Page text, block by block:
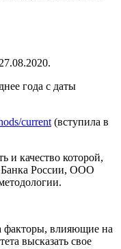
года с даты
current (вступила в
качество которой,
Банка России, ООО
факторы, влияющие на
высказать свое